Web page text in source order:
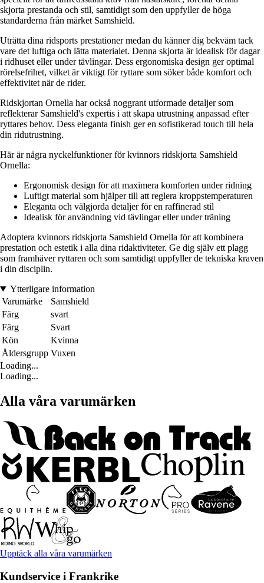
skjorta prestanda och stil, samtidigt som den uppfyller de höga
standarderna från märket Samshield.
Uträtta dina ridsports prestationer medan du känner dig bekväm tack
vare det luftiga och lätta materialet. Denna skjorta är idealisk för dagar
i ridhuset eller under tävlingar. Dess ergonomiska design ger optimal
rörelsefrihet, vilket är viktigt för ryttare som söker både komfort och
effektivitet när de rider.
Ridskjortan Ornella har också noggrant utformade detaljer som
reflekterar Samshield's expertis i att skapa utrustning anpassad efter
ryttares behov. Dess eleganta finish ger en sofistikerad touch till hela
din ridutrustning.
Här är några nyckelfunktioner för kvinnors ridskjorta Samshield
Ornella:
Ergonomisk design för att maximera komforten under ridning
Luftigt material som hjälper till att reglera kroppstemperaturen
Eleganta och välgjorda detaljer för en raffinerad stil
Idealisk för användning vid tävlingar eller under träning
Adoptera kvinnors ridskjorta Samshield Ornella för att kombinera
prestation och estetik i alla dina ridaktiviteter. Ge dig själv ett plagg
som framhäver ryttaren och som samtidigt uppfyller de tekniska kraven
i din disciplin.
Ytterligare information
Varumärke
Samshield
Färg
svart
Färg
Svart
Kön
Kvinna
Åldersgrupp Vuxen
Loading...
Loading...
Alla våra varumärken
Upptäck alla våra varumärken
Kundservice i Frankrike